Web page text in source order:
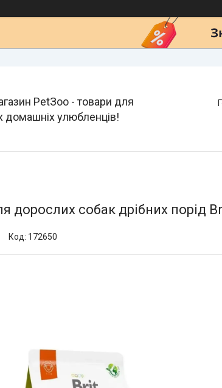
PetЗoo - товари для
домашніх улюбленців!
дорослих собак дрібних порід
Код: 172650